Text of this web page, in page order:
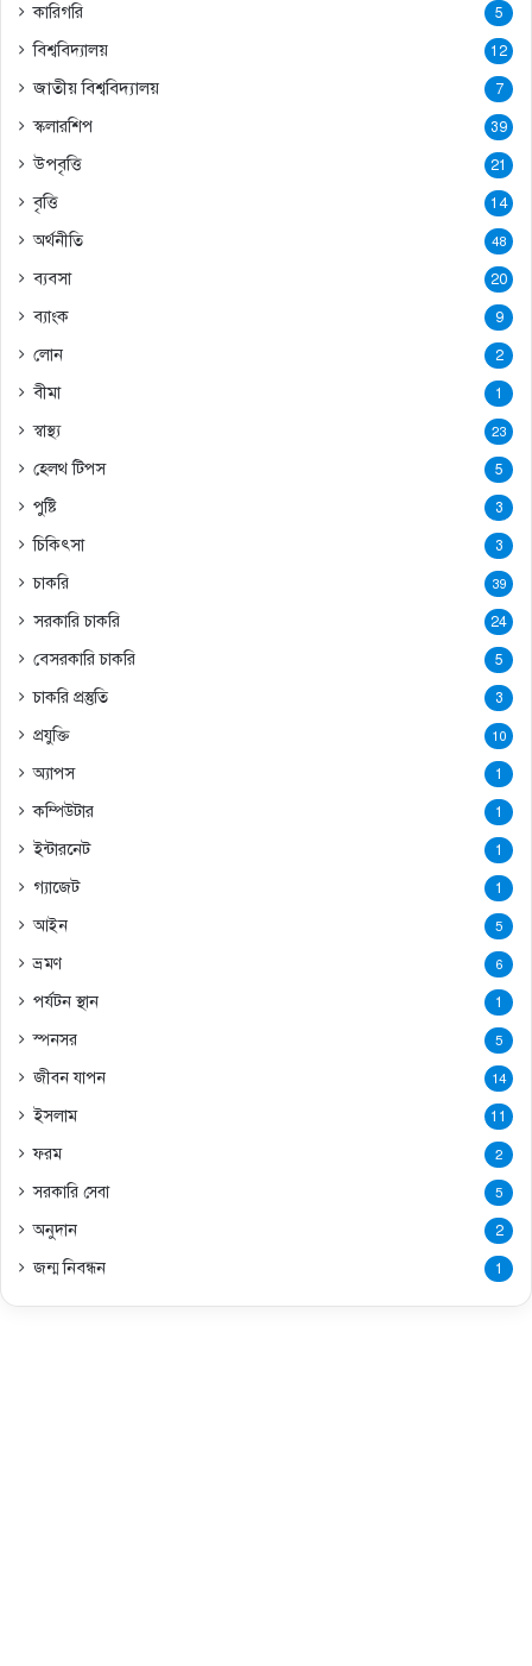
কারিগরি 5
বিশ্ববিদ্যালয় 12
জাতীয় বিশ্ববিদ্যালয় 7
স্কলারশিপ 39
উপবৃত্তি 21
বৃত্তি 14
অর্থনীতি 48
ব্যবসা 20
ব্যাংক 9
লোন 2
বীমা 1
স্বাস্থ্য 23
হেলথ টিপস 5
পুষ্টি 3
চিকিৎসা 3
চাকরি 39
সরকারি চাকরি 24
বেসরকারি চাকরি 5
চাকরি প্রস্তুতি 3
প্রযুক্তি 10
অ্যাপস 1
কম্পিউটার 1
ইন্টারনেট 1
গ্যাজেট 1
আইন 5
ভ্রমণ 6
পর্যটন স্থান 1
স্পনসর 5
জীবন যাপন 14
ইসলাম 11
ফরম 2
সরকারি সেবা 5
অনুদান 2
জন্ম নিবন্ধন 1